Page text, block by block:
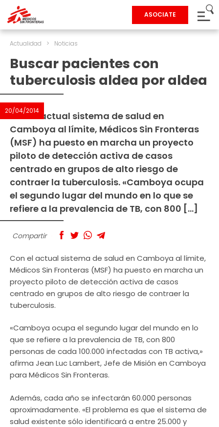
ASOCIATE
Actualidad > Noticias
Buscar pacientes con
tuberculosis aldea por aldea
20/04/2014
Con el actual sistema de salud en
Camboya al límite, Médicos Sin Fronteras
(MSF) ha puesto en marcha un proyecto
piloto de detección activa de casos
centrado en grupos de alto riesgo de
contraer la tuberculosis. «Camboya ocupa
el segundo lugar del mundo en lo que se
refiere a la prevalencia de TB, con 800 […]
Compartir
Con el actual sistema de salud en Camboya al límite,
Médicos Sin Fronteras (MSF) ha puesto en marcha un
proyecto piloto de detección activa de casos
centrado en grupos de alto riesgo de contraer la
tuberculosis.
«Camboya ocupa el segundo lugar del mundo en lo
que se refiere a la prevalencia de TB, con 800
personas de cada 100.000 infectadas con TB activa,»
afirma Jean Luc Lambert, Jefe de Misión en Camboya
para Médicos Sin Fronteras.
Además, cada año se infectarán 60.000 personas
aproximadamente. «El problema es que el sistema de
salud existente sólo identificará a entre 25.000 y